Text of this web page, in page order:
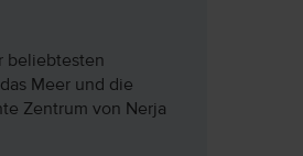
beliebtesten
Meer und die
Zentrum von Nerja